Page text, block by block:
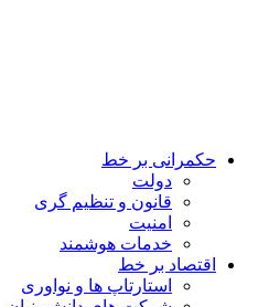
حکمرانی بر خط
دولت
قانون و تنظیم گری
امنیت
خدمات هوشمند
اقتصاد بر خط
استارتاپ ها و نواوری